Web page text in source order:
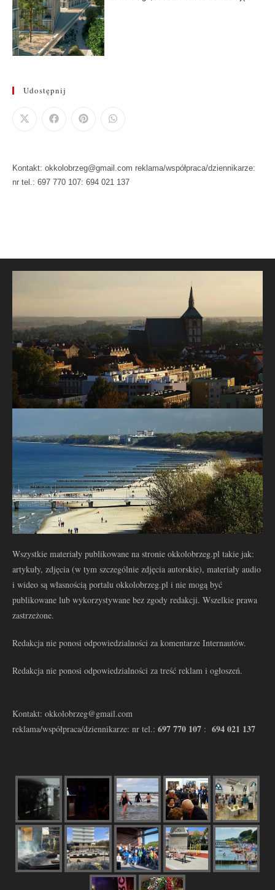
Udostępnij
Kontakt: okkolobrzeg@gmail.com reklama/współpraca/dziennikarze:
nr tel.: 697 770 107: 694 021 137
Wszystkie materiały publikowane na stronie okkolobrzeg.pl takie jak:
artykuły, zdjęcia (w tym szczególnie zdjęcia autorskie), materiały audio
i wideo są własnością portalu okkolobrzeg.pl i nie mogą być
publikowane lub wykorzystywane bez zgody redakcji. Wszelkie prawa
zastrzeżone.
Redakcja nie ponosi odpowiedzialności za komentarze Internautów.
Redakcja nie ponosi odpowiedzialności za treść reklam i ogłoszeń.
Kontakt: okkolobrzeg@gmail.com
reklama/współpraca/dziennikarze: nr tel.: 697 770 107 : 694 021 137